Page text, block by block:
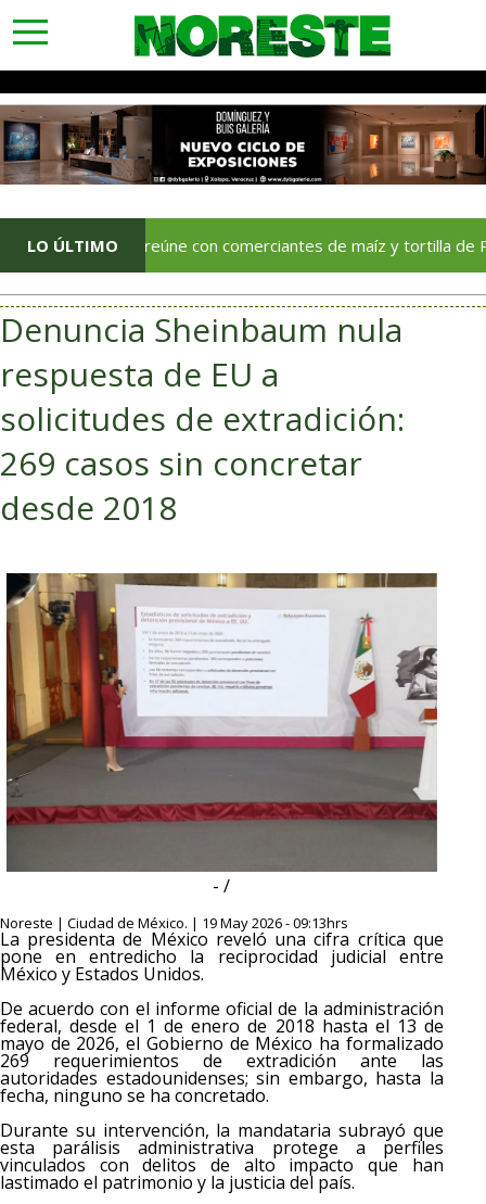
toggle
navigation
LO ÚLTIMO
SAT se reúne con comerciantes de maíz y tortilla de Puebla,
Denuncia Sheinbaum nula
respuesta de EU a
solicitudes de extradición:
269 casos sin concretar
desde 2018
- /
Noreste | Ciudad de México. | 19 May 2026 - 09:13hrs
La presidenta de México reveló una cifra crítica que
pone en entredicho la reciprocidad judicial entre
México y Estados Unidos.
De acuerdo con el informe oficial de la administración
federal, desde el 1 de enero de 2018 hasta el 13 de
mayo de 2026, el Gobierno de México ha formalizado
269 requerimientos de extradición ante las
autoridades estadounidenses; sin embargo, hasta la
fecha, ninguno se ha concretado.
Durante su intervención, la mandataria subrayó que
esta parálisis administrativa protege a perfiles
vinculados con delitos de alto impacto que han
lastimado el patrimonio y la justicia del país.